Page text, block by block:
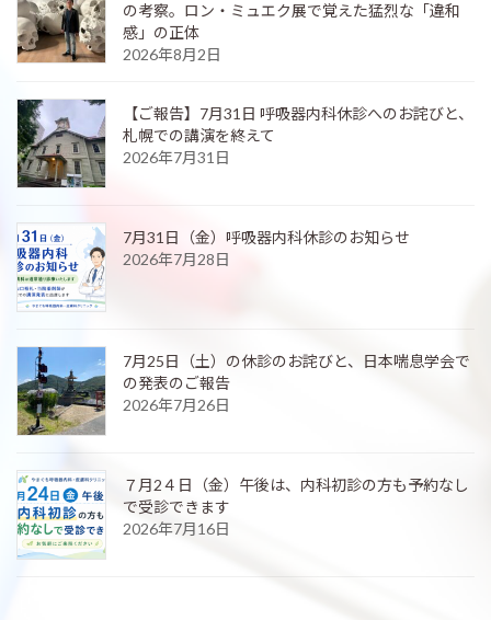
の考察。ロン・ミュエク展で覚えた猛烈な「違和
感」の正体
2026年8月2日
【ご報告】7月31日 呼吸器内科休診へのお詫びと、
札幌での講演を終えて
2026年7月31日
7月31日（金）呼吸器内科休診のお知らせ
2026年7月28日
7月25日（土）の休診のお詫びと、日本喘息学会で
の発表のご報告
2026年7月26日
７月2４日（金）午後は、内科初診の方も予約なし
で受診できます
2026年7月16日